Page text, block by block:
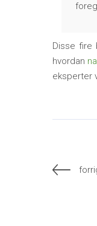
Disse fire
hvordan
eksperter